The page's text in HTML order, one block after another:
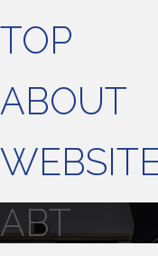
TOP
ABOUT
ABT